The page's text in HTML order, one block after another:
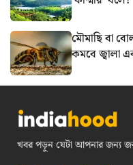
মৌমাছি বা
কমবে জ্বালা
খবর পড়ুন যেটা আপনার জন্য